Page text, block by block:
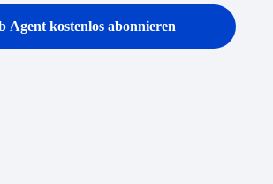
Agent kostenlos abonnieren